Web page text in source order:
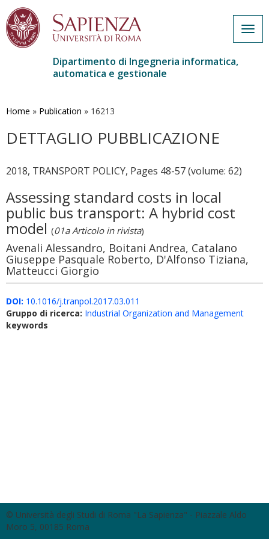
contenuto
Dipartimento di Ingegneria informatica,
automatica e gestionale
Home » Publication » 16213
DETTAGLIO PUBBLICAZIONE
2018, TRANSPORT POLICY, Pages 48-57 (volume: 62)
Assessing standard costs in local
public bus transport: A hybrid cost
model (01a Articolo in rivista)
Avenali Alessandro, Boitani Andrea, Catalano
Giuseppe Pasquale Roberto, D'Alfonso Tiziana,
Matteucci Giorgio
DOI: 10.1016/j.tranpol.2017.03.011
Gruppo di ricerca: Industrial Organization and Management
keywords
© Università degli Studi di Roma "La Sapienza" - Piazzale Aldo
Moro 5, 00185 Roma